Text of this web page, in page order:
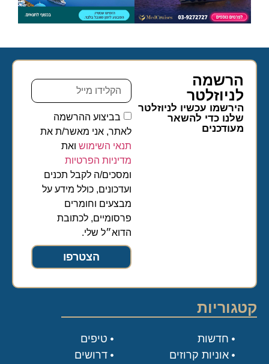
הרשמה
לניוזלטר​
הירשמו עכשיו לניוזלטר
שלנו כדי להשאר
מעודכנים
בביצוע ההרשמה
לאתר, אני מאשר/ת את
תנאי השימושואת
מדיניות הפרטיות
ומסכים/ה לקבל תכנים
ועדכונים, כולל מידע על
מבצעים וחומרים
פרסומיים, לכתובת
הדוא״ל שלי.
הצטרפו
קטגוריות
טיפים
דרושים
חדשות
אוניות קרוזים